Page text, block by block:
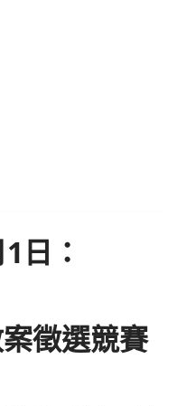
日：
徵選競賽